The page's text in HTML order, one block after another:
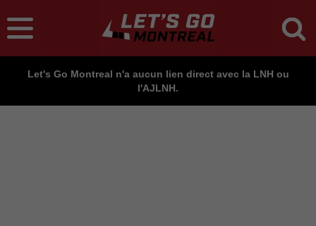
Let's Go Montreal n'a aucun lien direct avec la LNH ou
l'AJLNH.